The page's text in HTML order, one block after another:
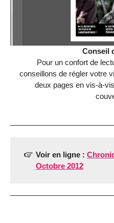
Conseil
Pour un confort de
conseillons de régler votre
deux pages en vis-à-
Voir en ligne :
Octobre 2012